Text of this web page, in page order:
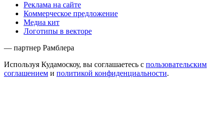
Реклама на сайте
Коммерческое предложение
Медиа кит
Логотипы в векторе
— партнер Рамблера
Используя Кудамоскоу, вы соглашаетесь с пользовательским
соглашением и политикой конфиденциальности.